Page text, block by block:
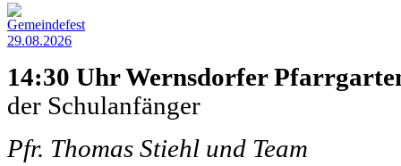
14:30 Uhr Wernsdorfer
der Schulanfänger
Pfr. Thomas Stiehl und Team